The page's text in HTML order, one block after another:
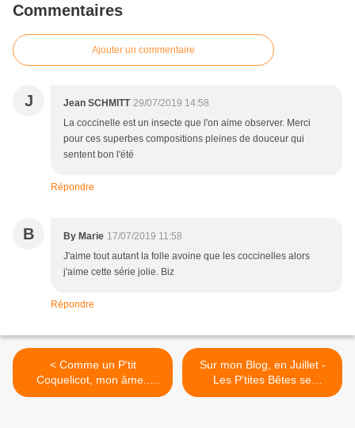
Commentaires
Ajouter un commentaire
J Jean SCHMITT 29/07/2019 14:58
La coccinelle est un insecte que l'on aime observer. Merci
pour ces superbes compositions pleines de douceur qui
sentent bon l'été
Répondre
B By Marie 17/07/2019 11:58
J'aime tout autant la folle avoine que les coccinelles alors
j'aime cette série jolie. Biz
Répondre
< Comme un P'tit
Coquelicot, mon âme..
Comme un p'tit coquelicot..
Sur mon Blog, en Juillet -
Les P'tites Bêtes se
promènent.. @Follainville-